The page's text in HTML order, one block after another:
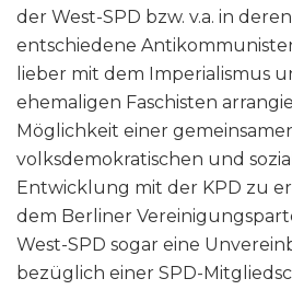
der West-SPD bzw. v.a. in
entschiedene
lieber mit dem Imperialismus
ehemaligen Faschisten
Möglichkeit einer
volksdemokratischen und
Entwicklung mit der KPD zu
dem Berliner
West-SPD sogar eine
bezüglich einer SPD-